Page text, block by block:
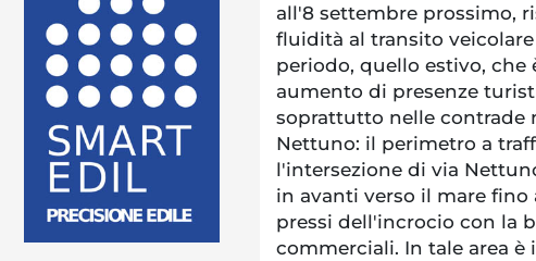
all'8 settembre prossimo,
fluidità al transito
periodo, quello estivo, che
aumento di presenze
soprattutto nelle contrade
Nettuno: il perimetro a
l'intersezione di via
in avanti verso il mare fino
pressi dell'incrocio con la
commerciali. In tale area